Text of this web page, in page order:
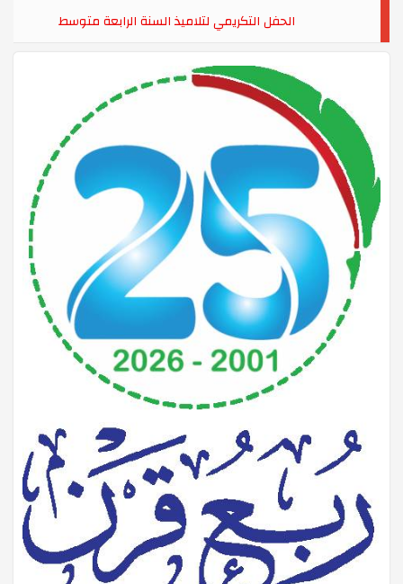
الحفل التكريمي لتلاميذ السنة الرابعة متوسط
حفل نهاية الموسطم الدراسي
الوقفة التكريمية للسنة الرابعة متوسط
الرحلة النرفيهية للسنة الرابعة متوسط
المداخلة التكوينية لتلاميذ السنة الرابعة متوسط
رحلة تعليمية إلىقصر الرياس
يوم تكويني للإطار التربوي والإداري لمتوسطة المنار
المدخلة ألأإيمانية للأستاذ كروم حاج احمد